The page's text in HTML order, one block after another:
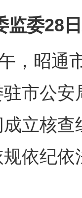
28日
昭通市
市公
立核
依纪依